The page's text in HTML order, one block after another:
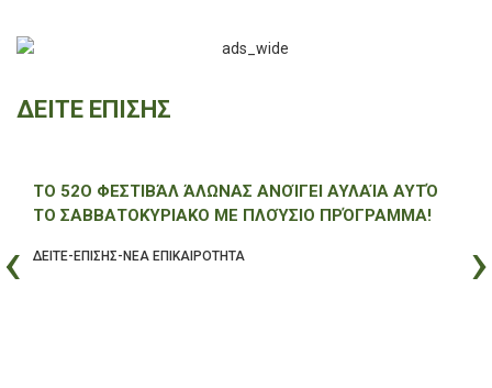
ΔΕΙΤΕ ΕΠΙΣΗΣ
ΆΛΛΗ ΜΊΑ ΧΡΟΝΙΆ ΣΗΜΕΊΩΣΕ ΤΕΡΆΣΤΙΑ ΕΠΙΤΥΧΊΑ
ΤΟ BEER PHELSTIVAL ΣΤΟ ΠΕΛΈΝΔΡΙ
ΔΕΙΤΕ-ΕΠΙΣΗΣ-ΝΕΑ ΕΠΙΚΑΙΡΟΤΗΤΑ
‹ ›